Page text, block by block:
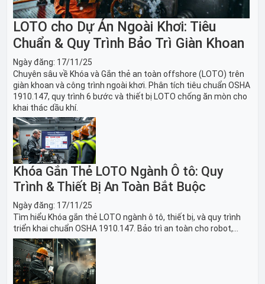
LOTO cho Dự Án Ngoài Khơi: Tiêu
Chuẩn & Quy Trình Bảo Trì Giàn Khoan
Ngày đăng: 17/11/25
Chuyên sâu về Khóa và Gắn thẻ an toàn offshore (LOTO) trên
giàn khoan và công trình ngoài khơi. Phân tích tiêu chuẩn OSHA
1910.147, quy trình 6 bước và thiết bị LOTO chống ăn mòn cho
khai thác dầu khí.
Khóa Gắn Thẻ LOTO Ngành Ô tô: Quy
Trình & Thiết Bị An Toàn Bắt Buộc
Ngày đăng: 17/11/25
Tìm hiểu Khóa gắn thẻ LOTO ngành ô tô, thiết bị, và quy trình
triển khai chuẩn OSHA 1910.147. Bảo trì an toàn cho robot,
băng tải sản xuất ô tô và dây chuyền lắp ráp xe hơi.